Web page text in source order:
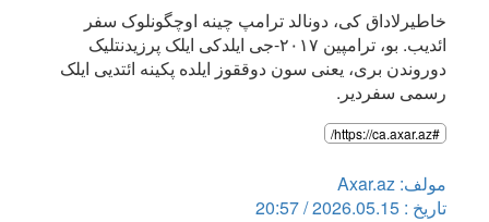
خاطیرلاداق کی، دونالد ترامپ چینه اوچگونلوک سفر
ائدیب. بو، ترامپین ۲۰۱۷-جی ایلدکی ایلک پرزیدنتلیک
دوروندن بری، یعنی سون دوققوز ایلده پکینه ائتدیی ایلک
رسمی سفردیر.
#https://ca.axar.az/
مولف: Axar.az
تاریخ : 2026.05.15 / 20:57